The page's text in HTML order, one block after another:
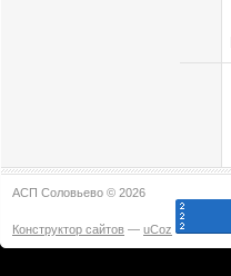
АСП Соловьево © 2026
Конструктор сайтов — uCoz